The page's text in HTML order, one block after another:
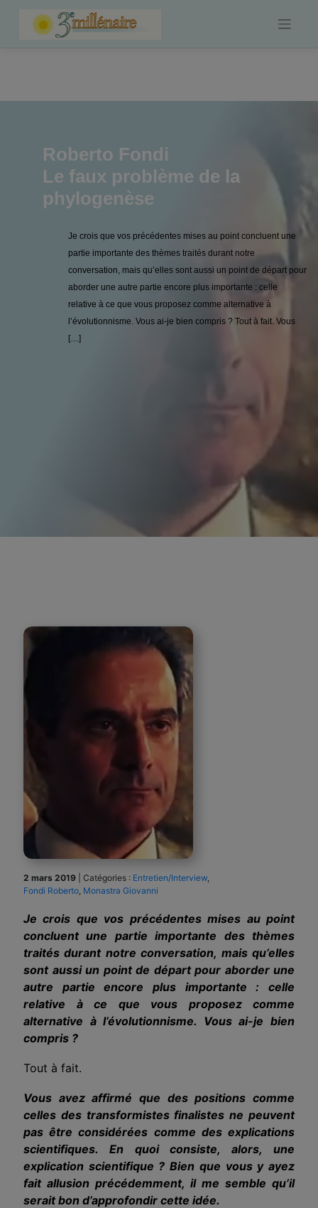
Roberto Fondi
Le faux problème de la
phylogenèse
Je crois que vos précédentes mises au point concluent une
partie importante des thèmes traités durant notre
conversation, mais qu’elles sont aussi un point de départ pour
aborder une autre partie encore plus importante : celle
relative à ce que vous proposez comme alternative à
l’évolutionnisme. Vous ai-je bien compris ? Tout à fait. Vous
[…]
2 mars 2019 Catégories : Entretien/Interview
Fondi Roberto Monastra Giovanni
Je crois que vos précédentes mises au point
concluent une partie importante des thèmes
traités durant notre conversation, mais qu’elles
sont aussi un point de départ pour aborder une
autre partie encore plus importante : celle
relative à ce que vous proposez comme
alternative à l’évolutionnisme. Vous ai-je bien
compris ?
Tout à fait.
Vous avez affirmé que des positions comme
celles des transformistes finalistes ne peuvent
pas être considérées comme des explications
scientifiques. En quoi con­siste, alors, une
explication scientifique ? Bien que vous y ayez
fait allusion précé­demment, il me semble qu’il
serait bon d’approfondir cette idée.